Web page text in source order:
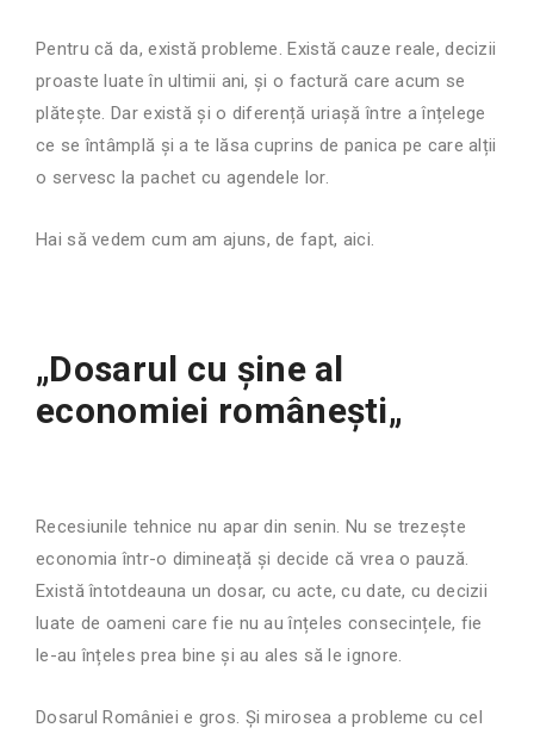
Pentru că da, există probleme. Există cauze reale, decizii
proaste luate în ultimii ani, și o factură care acum se
plătește. Dar există și o diferență uriașă între a înțelege
ce se întâmplă și a te lăsa cuprins de panica pe care alții
o servesc la pachet cu agendele lor.
Hai să vedem cum am ajuns, de fapt, aici.
„Dosarul cu șine al
economiei românești„
Recesiunile tehnice nu apar din senin. Nu se trezește
economia într-o dimineață și decide că vrea o pauză.
Există întotdeauna un dosar, cu acte, cu date, cu decizii
luate de oameni care fie nu au înțeles consecințele, fie
le-au înțeles prea bine și au ales să le ignore.
Dosarul României e gros. Și mirosea a probleme cu cel